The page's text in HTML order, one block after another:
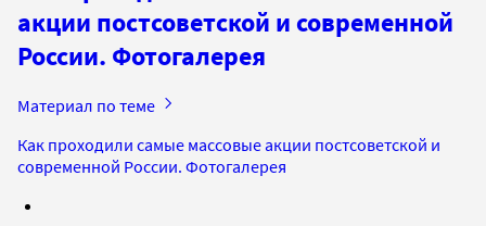
акции постсоветской и современной
России. Фотогалерея
Материал по теме
Как проходили caмые массовые акции постсоветской и
современной России. Фотогалерея